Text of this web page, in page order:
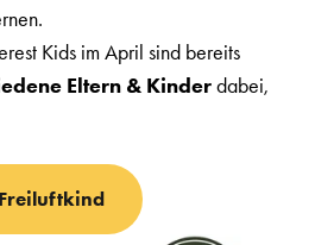
Kids im April sind bereits
Eltern & Kinderdabei,